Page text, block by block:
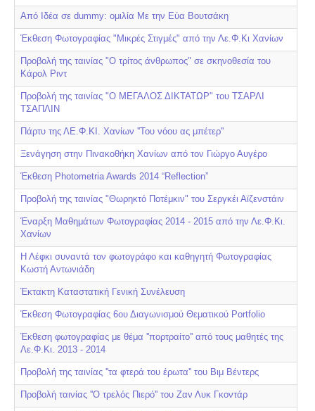
Από Ιδέα σε dummy: ομιλία Με την Εύα Βουτσάκη
Έκθεση Φωτογραφίας "Μικρές Στιγμές" από την Λε.Φ.Κι Χανίων
Προβολή της ταινίας "Ο τρίτος άνθρωπος" σε σκηνοθεσία του
Κάρολ Ριντ
Προβολή της ταινίας "Ο ΜΕΓΑΛΟΣ ΔΙΚΤΑΤΩΡ" του ΤΣΑΡΛΙ
ΤΣΑΠΛΙΝ
Πάρτυ της ΛΕ.Φ.ΚΙ. Χανίων ''Του νόου ας μπέτερ''
Ξενάγηση στην Πινακοθήκη Χανίων από τον Γιώργο Αυγέρο
Έκθεση Photometria Awards 2014 “Reflection”
Προβολή της ταινίας "Θωρηκτό Ποτέμκιν" του Σεργκέι Αϊζενστάιν
Έναρξη Μαθημάτων Φωτογραφίας 2014 - 2015 από την Λε.Φ.Κι.
Χανίων
Η Λέφκι συναντά τον φωτογράφο και καθηγητή Φωτογραφίας
Κωστή Αντωνιάδη
Έκτακτη Καταστατική Γενική Συνέλευση
Έκθεση Φωτογραφίας 6ου Διαγωνισμού Θεματικού Portfolio
Έκθεση φωτογραφίας με θέμα ''πορτραίτο'' από τους μαθητές της
Λε.Φ.Κι. 2013 - 2014
Προβολή της ταινίας ''τα φτερά του έρωτα'' του Βιμ Βέντερς
Προβολή ταινίας ''Ο τρελός Πιερό'' του Ζαν Λυκ Γκοντάρ